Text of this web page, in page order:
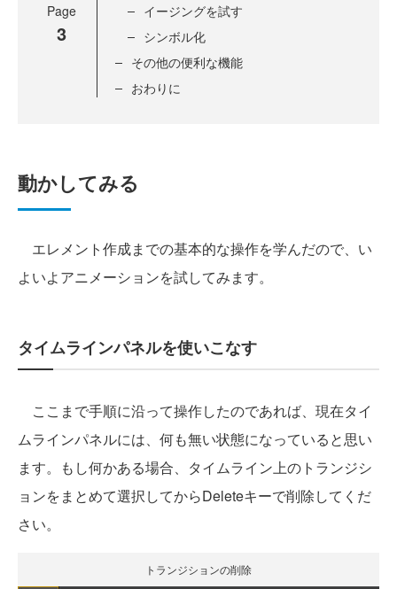
Page
3
イージングを試す
シンボル化
その他の便利な機能
おわりに
動かしてみる
エレメント作成までの基本的な操作を学んだので、い
よいよアニメーションを試してみます。
タイムラインパネルを使いこなす
ここまで手順に沿って操作したのであれば、現在タイ
ムラインパネルには、何も無い状態になっていると思い
ます。もし何かある場合、タイムライン上のトランジシ
ョンをまとめて選択してからDeleteキーで削除してくだ
さい。
トランジションの削除